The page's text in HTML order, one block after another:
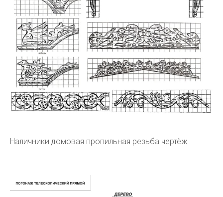
Наличники домовая пропильная резьба чертёж